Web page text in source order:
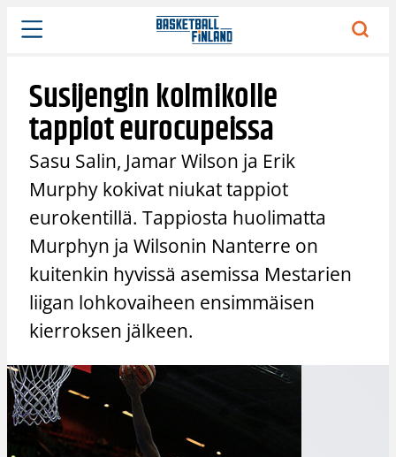
Siirry
sisältöön
Susijengin kolmikolle
tappiot eurocupeissa
Sasu Salin, Jamar Wilson ja Erik
Murphy kokivat niukat tappiot
eurokentillä. Tappiosta huolimatta
Murphyn ja Wilsonin Nanterre on
kuitenkin hyvissä asemissa Mestarien
liigan lohkovaiheen ensimmäisen
kierroksen jälkeen.